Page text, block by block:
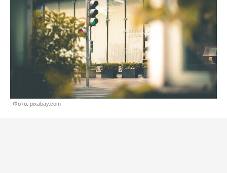
Фото: pixabay.com